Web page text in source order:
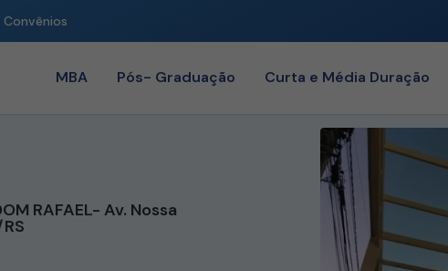
Convênios
MBA Pós- Graduação Curta e Média Duração
RAFAEL- Av. Nossa